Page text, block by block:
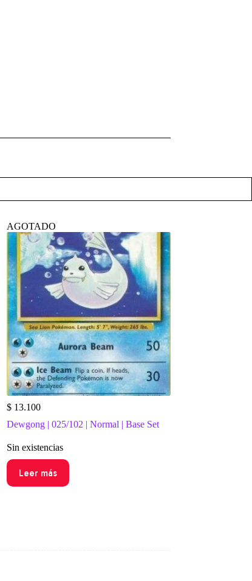
AGOTADO
$13.100
Dewgong | 025/102 | Normal | Base Set
Sin existencias
Leer más